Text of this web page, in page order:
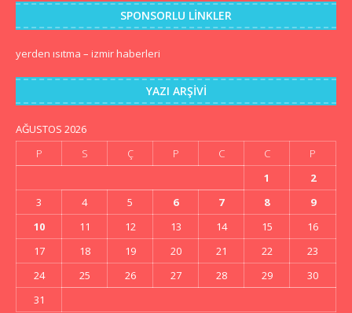
SPONSORLU LINKLER
yerden ısıtma – izmir haberleri
YAZI ARŞIVI
AĞUSTOS 2026
P
S Ç P C C
P
1
2
3
4 5 6 7 8
9
10
11 12 13 14 15
16
17
18 19 20 21 22
23
24
25 26 27 28 29
30
31